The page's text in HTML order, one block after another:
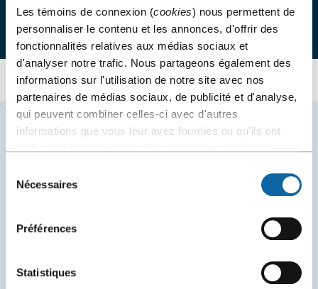
Les témoins de connexion (cookies) nous permettent de
personnaliser le contenu et les annonces, d'offrir des
fonctionnalités relatives aux médias sociaux et
d'analyser notre trafic. Nous partageons également des
informations sur l'utilisation de notre site avec nos
partenaires de médias sociaux, de publicité et d'analyse,
qui peuvent combiner celles-ci avec d'autres
informations que vous leur avez fournies ou qu'ils ont
Nécessaires
Préférences
Statistiques
Voir la carte des débarcadères